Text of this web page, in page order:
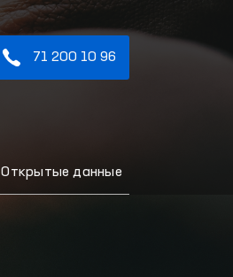
71 200 10 96
Открытые данные